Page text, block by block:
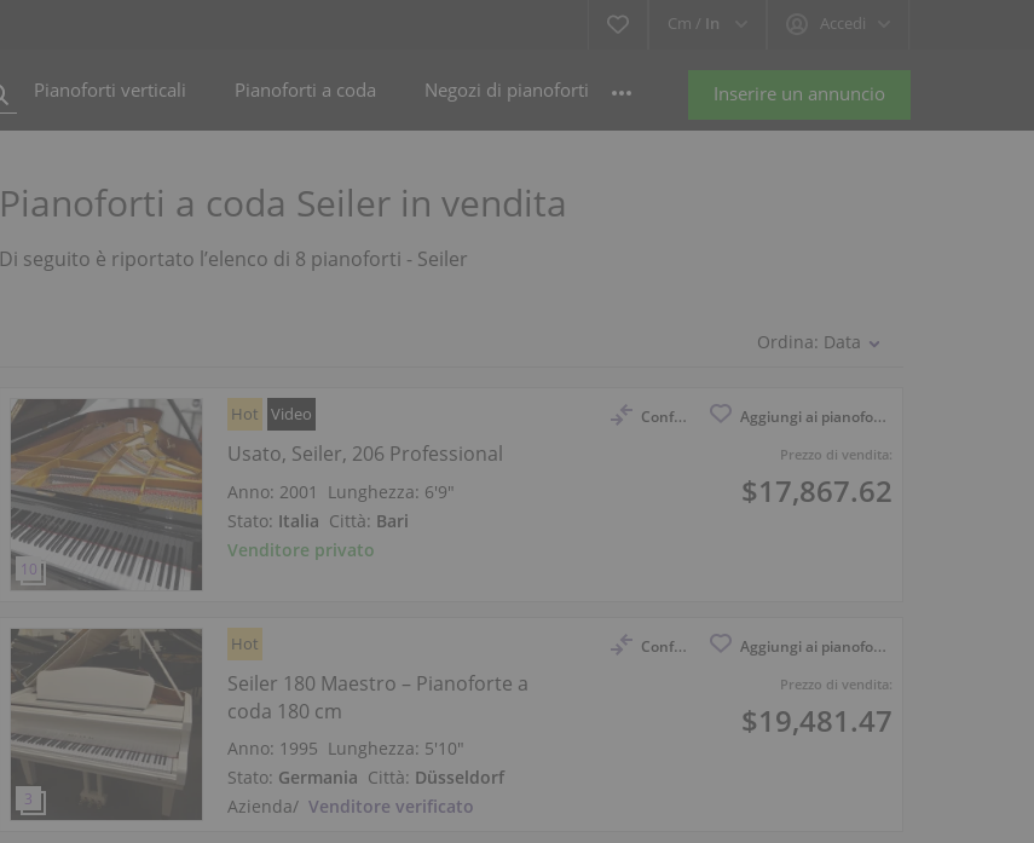
Cm / In Accedi
Inserire un annuncio
Pianoforti verticali Pianoforti a coda Negozi di pianoforti
Pianoforti a coda Seiler in vendita
Di seguito è riportato l’elenco di 8 pianoforti - Seiler
Ordina: Data
Confronto Aggiungi ai pianoforti osservati
Prezzo di vendita:
$17,867.62
Hot Video
Usato, Seiler, 206 Professional
Anno: 2001 Lunghezza: 6′9″
Stato: Italia Città: Bari
Venditore privato
Confronto Aggiungi ai pianoforti osservati
Prezzo di vendita:
$19,481.47
Hot
Seiler 180 Maestro – Pianoforte a
coda 180 cm
Anno: 1995 Lunghezza: 5′10″
Stato: Germania Città: Düsseldorf
Azienda/ Venditore verificato